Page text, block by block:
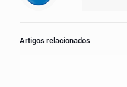
Artigos relacionados